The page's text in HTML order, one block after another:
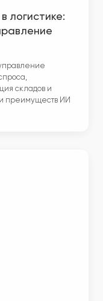
логистике:
складов и
преимуществ ИИ